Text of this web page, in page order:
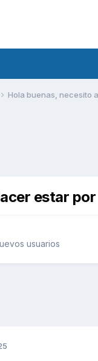
Hola buenas, necesito
estar por
usuarios